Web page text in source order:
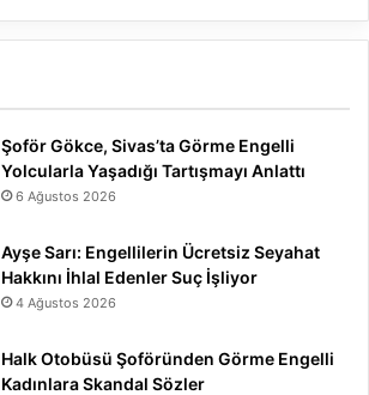
Şoför Gökce, Sivas’ta Görme Engelli
Yolcularla Yaşadığı Tartışmayı Anlattı
6 Ağustos 2026
Ayşe Sarı: Engellilerin Ücretsiz Seyahat
Hakkını İhlal Edenler Suç İşliyor
4 Ağustos 2026
Halk Otobüsü Şoföründen Görme Engelli
Kadınlara Skandal Sözler